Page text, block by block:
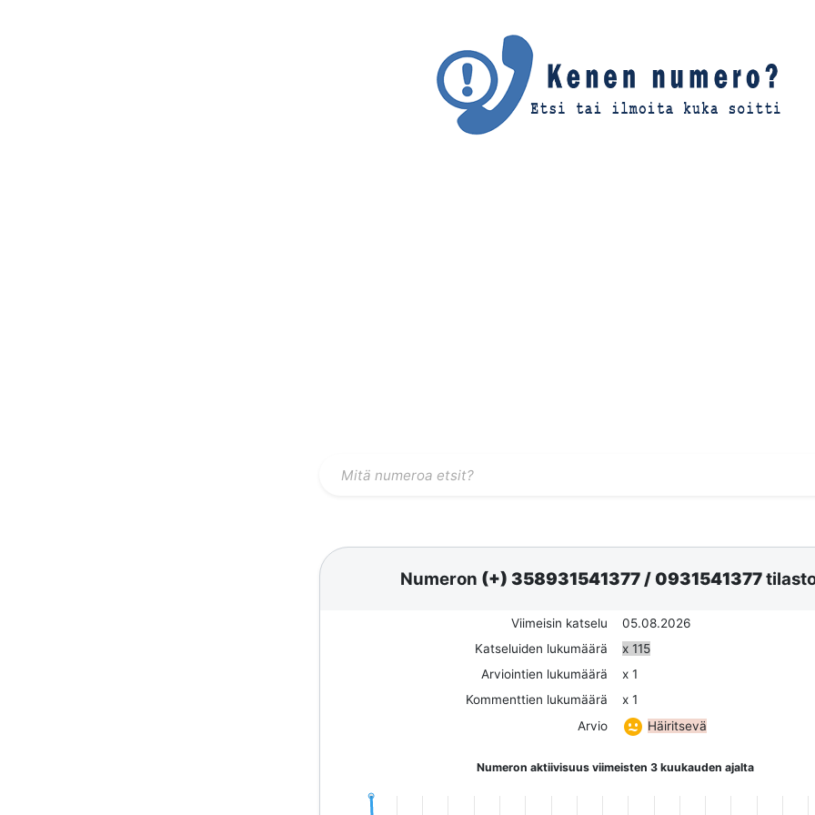
Numeron (+) 358931541377 /0931541377
Viimeisin katselu
05.08.2026
Katseluiden lukumäärä
x 115
Arviointien lukumäärä
x 1
Kommenttien lukumäärä
x 1
Arvio
Häiritsevä
Numeron aktiivisuus viimeisten 3 kuukauden ajalta